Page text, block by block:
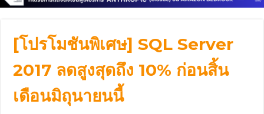
[โปรโมชันพิเศษ] SQL Server
2017 ลดสูงสุดถึง 10% ก่อนสิ้น
เดือนมิถุนายนนี้